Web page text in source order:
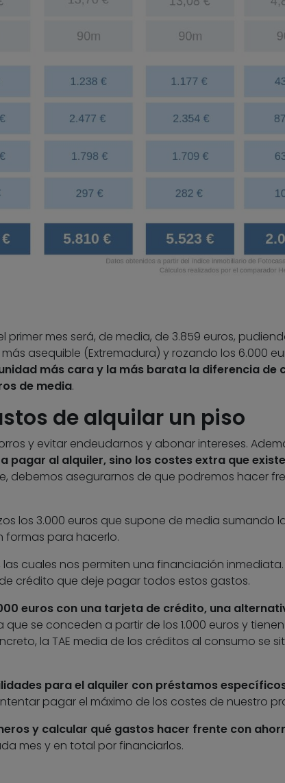
mes será, de media, de 3.859 euros,
asequible (Extremadura) y rozando los 6.000
más cara y la más barata la diferencia de
de media.
de alquilar un piso
y evitar endeudarnos y abonar intereses.
al alquiler, sino los costes extra que
debemos asegurarnos de que podremos hacer
los 3.000 euros que supone de media sumando
formas para hacerlo.
las cuales nos permiten una financiación inmediata.
crédito que deje pagar todos estos gastos.
euros con una tarjeta de crédito, una
que se conceden a partir de los 1.000 euros y
la TAE media de los créditos al consumo se
para el alquiler con préstamos
pagar el máximo de los costes de nuestro
y calcular qué gastos hacer frente con
mes y en total por financiarlos.